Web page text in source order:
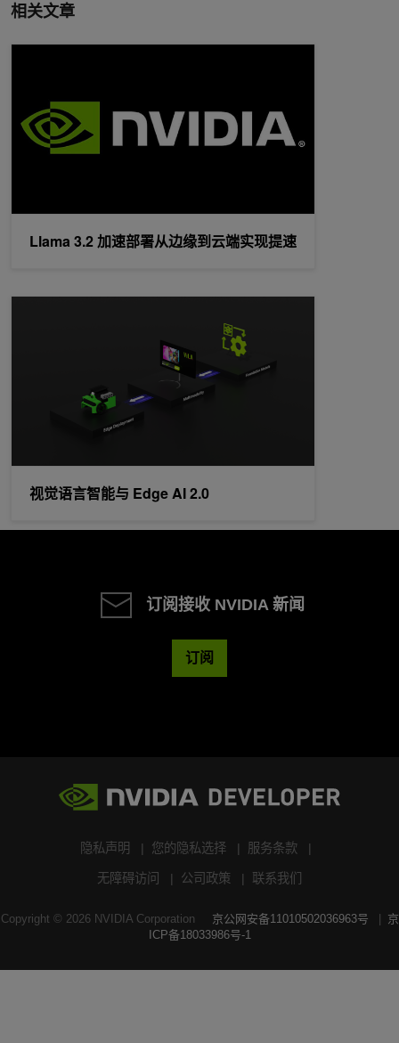
相关文章
Llama 3.2 加速部署从边缘到云端实现提速
Llama 3.2 加速部署从边缘到云端实现提速
视觉语言智能与 Edge AI 2.0
视觉语言智能与 Edge AI 2.0
订阅接收 NVIDIA 新闻
订阅
隐私声明 您的隐私选择 服务条款
无障碍访问 公司政策 联系我们
Copyright © 2026NVIDIA Corporation 京公网安备11010502036963号
京
ICP备18033986号-1